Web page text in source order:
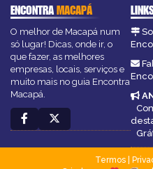
ENCONTRAMACAPÁ
O melhor de Macapá num
só lugar! Dicas, onde ir, o
que fazer, as melhores
empresas, locais, serviços e
muito mais no guia Encontra
Macapá.
Termos|